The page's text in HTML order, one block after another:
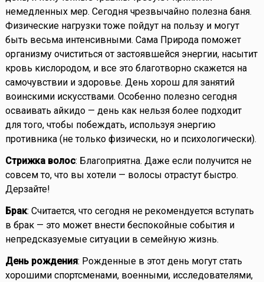
немедленных мер. Сегодня чрезвычайно полезна баня.
Физические нагрузки тоже пойдут на пользу и могут
быть весьма интенсивными. Сама Природа поможет
организму очиститься от застоявшейся энергии, насытит
кровь кислородом, и все это благотворно скажется на
самочувствии и здоровье. День хорош для занятий
воинскими искусствами. Особенно полезно сегодня
осваивать айкидо — день как нельзя более подходит
для того, чтобы побеждать, используя энергию
противника (не только физически, но и психологически).
Стрижка волос: Благоприятна. Даже если получится не
совсем то, что вы хотели — волосы отрастут быстро.
Дерзайте!
Брак: Считается, что сегодня не рекомендуется вступать
в брак — это может внести беспокойные события и
непредсказуемые ситуации в семейную жизнь.
День рождения: Рожденные в этот день могут стать
хорошими спортсменами, военными, исследователями,